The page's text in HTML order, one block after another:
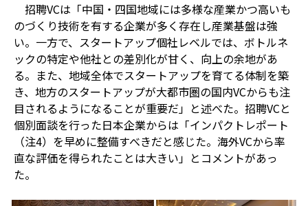
招聘VCは「中国・四国地域には多様な産業かつ高いも
のづくり技術を有する企業が多く存在し産業基盤は強
い。一方で、スタートアップ個社レベルでは、ボトルネ
ックの特定や他社との差別化が甘く、向上の余地があ
る。また、地域全体でスタートアップを育てる体制を築
き、地方のスタートアップが大都市圏の国内VCからも注
目されるようになることが重要だ」と述べた。招聘VCと
個別面談を行った日本企業からは「インパクトレポート
（注4）を早めに整備すべきだと感じた。海外VCから率
直な評価を得られたことは大きい」とコメントがあっ
た。